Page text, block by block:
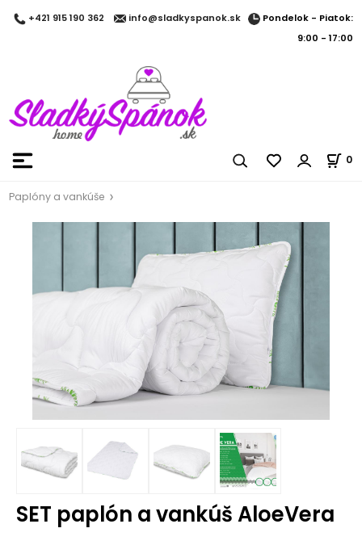
+421 915 190 362 info@sladkyspanok.sk
Pondelok - Piatok:
9:00 - 17:00
0
Paplóny a vankúše
SET paplón a vankúš AloeVera